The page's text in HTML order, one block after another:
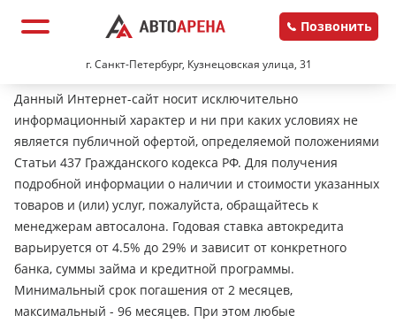
г. Санкт-Петербург, Кузнецовская улица, 31
Позвонить
Данный Интернет-сайт носит исключительно
информационный характер и ни при каких условиях не
является публичной офертой, определяемой положениями
Статьи 437 Гражданского кодекса РФ. Для получения
подробной информации о наличии и стоимости указанных
товаров и (или) услуг, пожалуйста, обращайтесь к
менеджерам автосалона. Годовая ставка автокредита
варьируется от 4.5% до 29% и зависит от конкретного
банка, суммы займа и кредитной программы.
Минимальный срок погашения от 2 месяцев,
максимальный - 96 месяцев. При этом любые